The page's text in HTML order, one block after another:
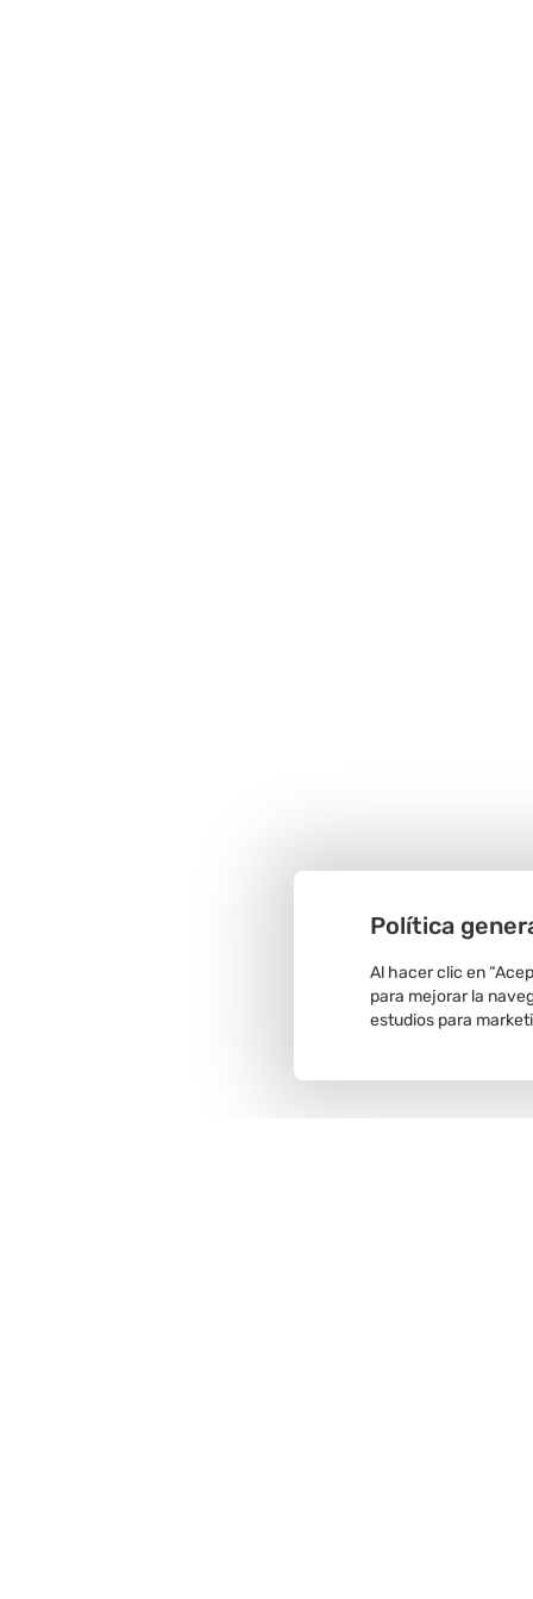
Política
Al hacer clic en
para mejorar la
estudios para